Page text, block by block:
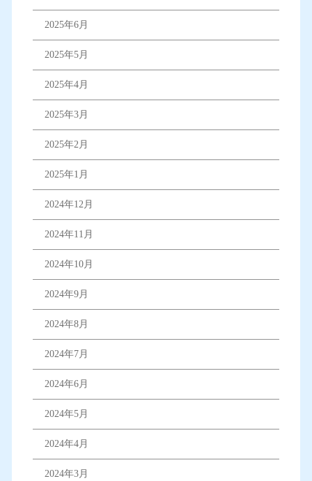
2025年6月
2025年5月
2025年4月
2025年3月
2025年2月
2025年1月
2024年12月
2024年11月
2024年10月
2024年9月
2024年8月
2024年7月
2024年6月
2024年5月
2024年4月
2024年3月